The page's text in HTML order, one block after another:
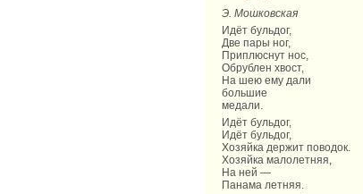
Э. Мошковская
Идёт бyльдог,
Две пары ног,
Приплюснyт нос,
Обрyблен хвост,
На шею емy дали
большие
медали.
Идёт бyльдог,
Идёт бyльдог,
Хозяйка держит поводок.
Хозяйка малолетняя,
На ней —
Панама летняя.